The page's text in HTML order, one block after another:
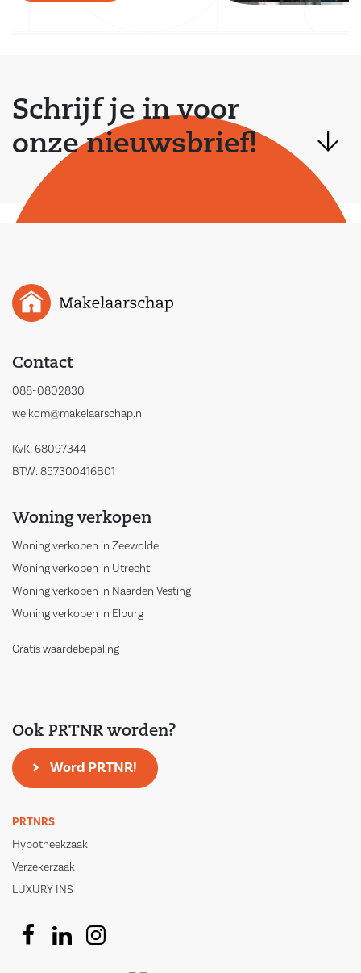
Schrijf je in voor
onze nieuwsbrief!
Contact
088-0802830
welkom@makelaarschap.nl
KvK: 68097344
BTW: 857300416B01
Woning verkopen
Woning verkopen in Zeewolde
Woning verkopen in Utrecht
Woning verkopen in Naarden Vesting
Woning verkopen in Elburg
Gratis waardebepaling
Ook PRTNR worden?
Word PRTNR!
PRTNRS
Hypotheekzaak
Verzekerzaak
LUXURY INS